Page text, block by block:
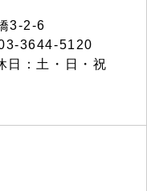
3-2-6
3644-5120
日：土・日・祝